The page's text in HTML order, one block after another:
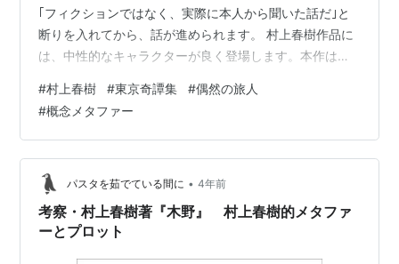
｢フィクションではなく、実際に本人から聞いた話だ｣と
断りを入れてから、話が進められます。 村上春樹作品に
は、中性的なキャラクターが良く登場します。本作は調
#村上春樹 #東京奇譚集 #偶然の旅人
#概念メタファー
パスタを茹でている間に • 4年前
考察・村上春樹著『木野』 村上春樹的メタファ
ーとプロット